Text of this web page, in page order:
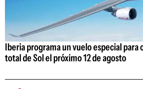
Iberia programa un vuelo especial para
total de Sol el próximo 12 de agosto